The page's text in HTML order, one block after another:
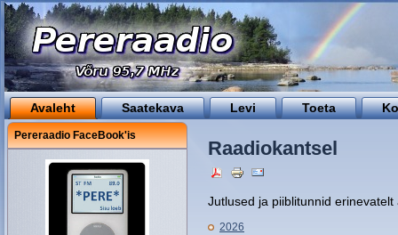
Avaleht Saatekava Levi Toeta
Pereraadio FaceBook'is
Raadiokantsel
Jutlused ja piiblitunnid erinevatelt
2026